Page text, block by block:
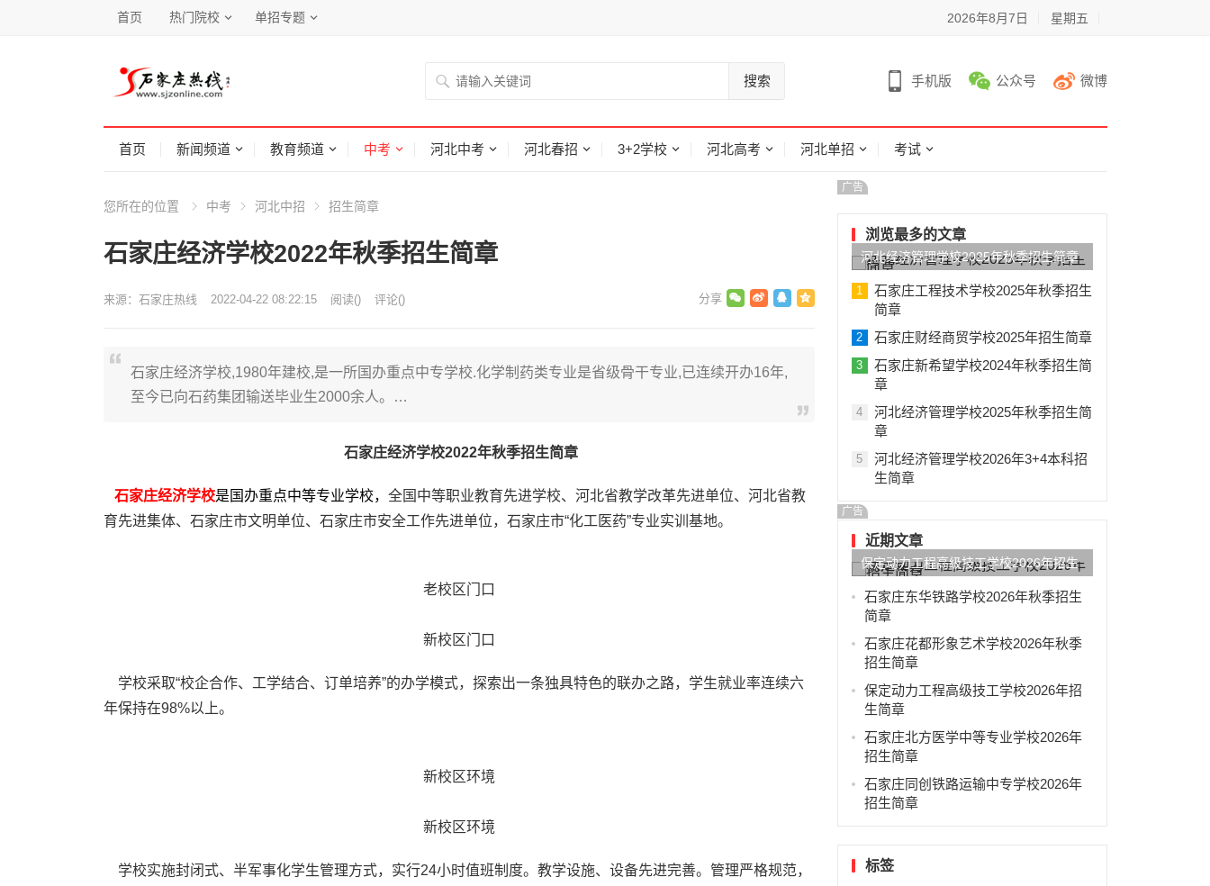
首页 热门院校 单招专题 2026年8月7日 星期五
搜索 手机版 公众号 微博
首页 新闻频道 教育频道 中考 河北中考 河北春招 3+2学校 河北高考 河北单招 考试
您所在的位置 中考 河北中招 招生简章
石家庄经济学校2022年秋季招生简章
来源： 石家庄热线 2022-04-22 08:22:15 阅读() 评论()
石家庄经济学校,1980年建校,是一所国办重点中专学校.化学制药类专业是省级骨干专业,已连续开办16年,
至今已向石药集团输送毕业生2000余人。…
石家庄经济学校2022年秋季招生简章
石家庄经济学校是国办重点中等专业学校， 全国中等职业教育先进学校、河北省教学改革先进单位、河北省教
育先进集体、石家庄市文明单位、石家庄市安全工作先进单位，石家庄市“化工医药”专业实训基地。
老校区门口
新校区门口
学校采取“校企合作、工学结合、订单培养”的办学模式，探索出一条独具特色的联办之路，学生就业率连续六
年保持在98%以上。
新校区环境
新校区环境
学校实施封闭式、半军事化学生管理方式，实行24小时值班制度。教学设施、设备先进完善。管理严格规范，
广告
浏览最多的文章
河北经济管理学校2025年秋季招生简章
1
石家庄工程技术学校2025年秋季招生
简章
2 石家庄财经商贸学校2025年招生简章
3
石家庄新希望学校2024年秋季招生简
章
4
河北经济管理学校2025年秋季招生简
章
5
河北经济管理学校2026年3+4本科招
生简章
广告
近期文章
保定动力工程高级技工学校2026年招生
简章
石家庄东华铁路学校2026年秋季招生
简章
石家庄花都形象艺术学校2026年秋季
招生简章
保定动力工程高级技工学校2026年招
生简章
石家庄北方医学中等专业学校2026年
招生简章
石家庄同创铁路运输中专学校2026年
招生简章
标签